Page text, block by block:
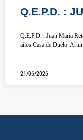
Q.E.P.D. :
Q.E.P.D. : Juan María
años Casa de Duelo:
21/06/2026